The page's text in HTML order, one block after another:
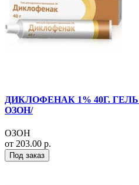
ДИКЛОФЕНАК 1% 40Г.
ОЗОН/
ОЗОН
от 203.00 р.
Под заказ